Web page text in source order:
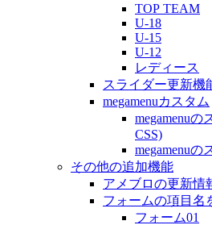
TOP TEAM
U-18
U-15
U-12
レディース
スライダー更新機
megamenuカスタム
megamenuの
CSS)
megamenuの
その他の追加機能
アメブロの更新情
フォームの項目名
フォーム01